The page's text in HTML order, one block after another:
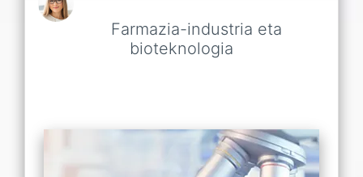
Farmazia-industria eta
bioteknologia